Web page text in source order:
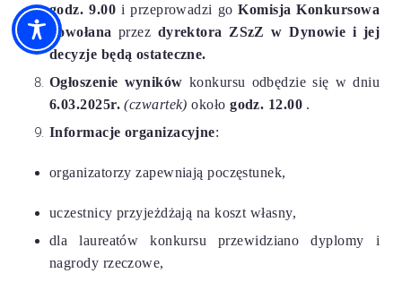
godz. 9.00 i przeprowadzi go Komisja Konkursowa
powołanaprzez dyrektora ZSzZ w Dynowie i jej
decyzje będą ostateczne.
Ogłoszenie wyników konkursu odbędzie się w dniu
6.03.2025r.(czwartek) okołogodz. 12.00 .
Informacje organizacyjne:
organizatorzy zapewniają poczęstunek,
uczestnicy przyjeżdżają na koszt własny,
dla laureatów konkursu przewidziano dyplomy i
nagrody rzeczowe,